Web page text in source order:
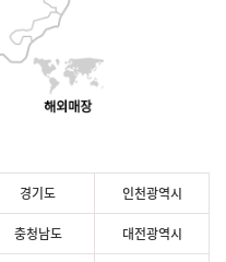
경기도 인천광역시
충청남도 대전광역시